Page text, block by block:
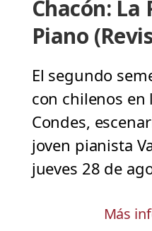
Chacón: La
Piano
El segundo
con chilenos en
Condes,
joven pianista
jueves 28 de
Más